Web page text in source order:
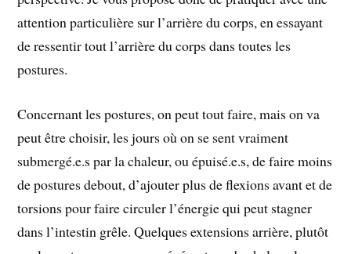
attention particulière sur l’arrière du corps, en essayant
de ressentir tout l’arrière du corps dans toutes les
postures.
Concernant les postures, on peut tout faire, mais on va
peut être choisir, les jours où on se sent vraiment
submergé.e.s par la chaleur, ou épuisé.e.s, de faire moins
de postures debout, d’ajouter plus de flexions avant et de
torsions pour faire circuler l’énergie qui peut stagner
dans l’intestin grêle. Quelques extensions arrière, plutôt